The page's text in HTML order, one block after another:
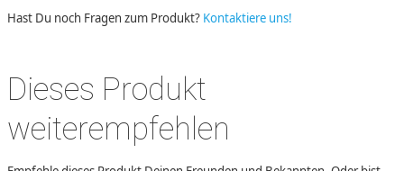
Hast Du noch Fragen zum Produkt? Kontaktiere uns!
Dieses Produkt
weiterempfehlen